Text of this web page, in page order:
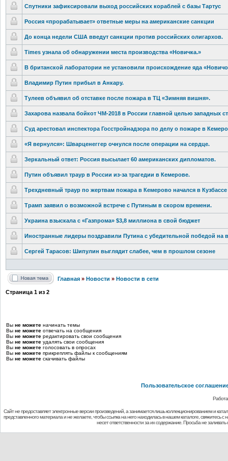
Спутники зафиксировали выход российских кораблей с базы Тартус
Россия «прорабатывает» ответные меры на американские санкции
До конца недели США введут санкции против российских олигархов‍.
Times узнала об обнаружении места производства «Новичка.»‍
В британской лаборатории не установили происхождение яда
Владимир Путин прибыл в Анкару.
Тулеев объявил об отставке после пожара в ТЦ «Зимняя вишня»‍.
Захарова назвала бойкот ЧМ-2018 в России главной целью западных
Суд арестовал инспектора Госстройнадзора по делу о пожаре в
«Я вернулся»: Шварценеггер очнулся после операции на сердце‍.
Зеркальный ответ: Россия высылает 60 американских дипломатов.
Путин объявил траур в России из-за трагедии в Кемерове.
Трехдневный траур по жертвам пожара в Кемерово начался в Кузбассе
Трамп заявил о возможной встрече с Путиным в скором времени.
Украина взыскала с «Газпрома» $3,8 миллиона в свой бюджет
Иностранные лидеры поздравили Путина с убедительной победой на
Сергей Тарасов: Шипулин выглядит слабее, чем в прошлом сезоне
Главная » Новости » Новости в сети
Страница 1 из 2
Вы не можете начинать темы
Вы не можете отвечать на сообщения
Вы не можете редактировать свои сообщения
Вы не можете удалять свои сообщения
Вы не можете голосовать в опросах
Вы не можете прикреплять файлы к сообщениям
Вы не можете скачивать файлы
Пользовательское
Сайт не предоставляет электронные версии произведений, а занимается лишь коллекционированием и
представленного материала и не желаете, чтобы ссылка на него находилась в нашем каталоге,
несет ответственности за их содержание. Просьба не